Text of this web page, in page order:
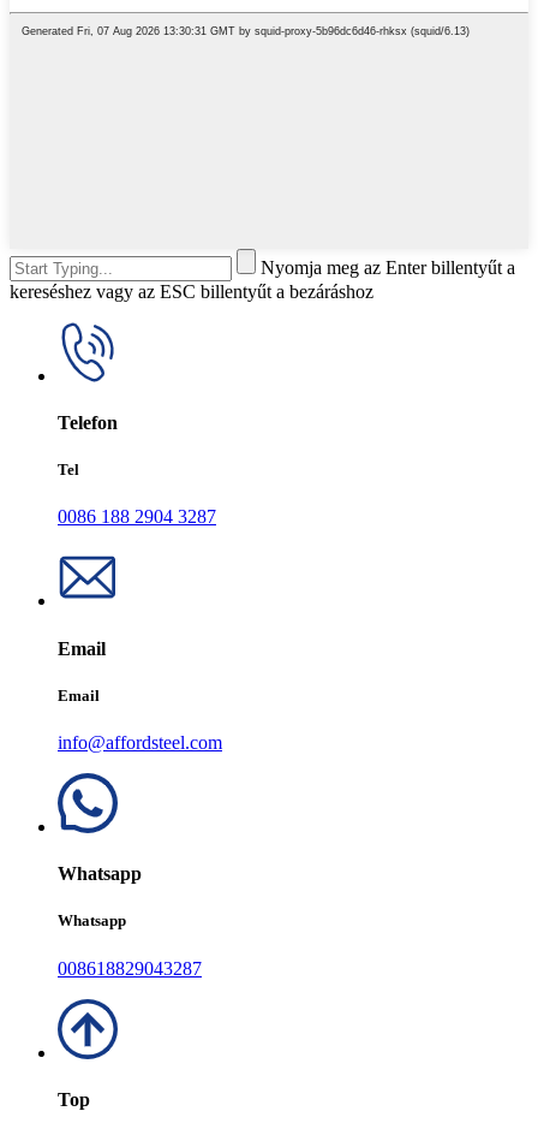
Nyomja meg az Enter billentyűt a
kereséshez vagy az ESC billentyűt a bezáráshoz
Telefon
Tel
0086 188 2904 3287
Email
Email
info@affordsteel.com
Whatsapp
Whatsapp
008618829043287
Top